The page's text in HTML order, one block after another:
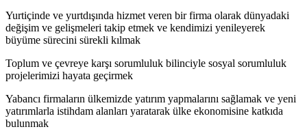
Yurtiçinde ve yurtdışında hizmet veren bir firma olarak dünyadaki
değişim ve gelişmeleri takip etmek ve kendimizi yenileyerek
büyüme sürecini sürekli kılmak
Toplum ve çevreye karşı sorumluluk bilinciyle sosyal sorumluluk
projelerimizi hayata geçirmek
Yabancı firmaların ülkemizde yatırım yapmalarını sağlamak ve yeni
yatırımlarla istihdam alanları yaratarak ülke ekonomisine katkıda
bulunmak